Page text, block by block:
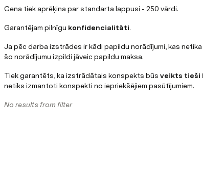
Cena tiek aprēķina par standarta lappusi - 250 vārdi.
Garantējam pilnīgu konfidencialitāti.
Ja pēc darba izstrādes ir kādi papildu norādījumi, kas
šo norādījumu izpildi jāveic papildu maksa.
Tiek garantēts, ka izstrādātais konspekts būs veikts tieši
netiks izmantoti konspekti no iepriekšējiem pasūtījumiem.
No results from filter